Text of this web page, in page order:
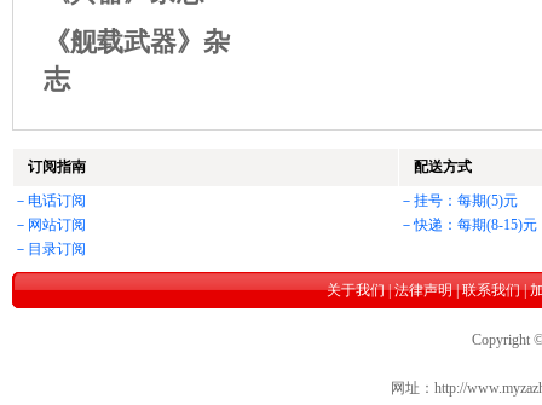
《舰载武器》杂
志